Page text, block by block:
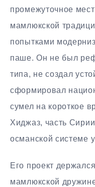
промежуточное
мамлюкской
попытками
паше. Он не был
типа, не создал
сформировал
сумел на короткое
Хиджаз, часть
османской системе
Его проект
мамлюкской